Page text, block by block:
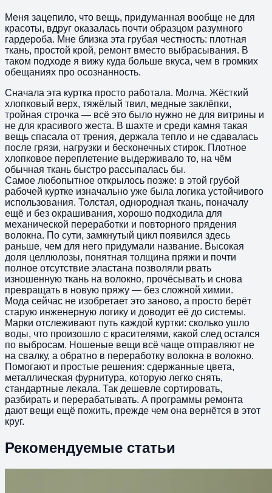
Меня зацепило, что вещь, придуманная вообще не для
красоты, вдруг оказалась почти образцом разумного
гардероба. Мне близка эта грубая честность: плотная
ткань, простой крой, ремонт вместо выбрасывания. В
таком подходе я вижу куда больше вкуса, чем в громких
обещаниях про осознанность.
Сначала эта куртка просто работала. Молча. Жёсткий
хлопковый верх, тяжёлый твил, медные заклёпки,
тройная строчка — всё это было нужно не для витрины и
не для красивого жеста. В шахте и среди камня такая
вещь спасала от трения, держала тепло и не сдавалась
после грязи, нагрузки и бесконечных стирок. Плотное
хлопковое переплетение выдерживало то, на чём
обычная ткань быстро рассыпалась бы.
Самое любопытное открылось позже: в этой грубой
рабочей куртке изначально уже была логика устойчивого
использования. Толстая, однородная ткань, поначалу
ещё и без окрашивания, хорошо подходила для
механической переработки и повторного прядения
волокна. По сути, замкнутый цикл появился здесь
раньше, чем для него придумали название. Высокая
доля целлюлозы, понятная толщина пряжи и почти
полное отсутствие эластана позволяли рвать
изношенную ткань на волокно, прочёсывать и снова
превращать в новую пряжу — без сложной химии.
Мода сейчас не изобретает это заново, а просто берёт
старую инженерную логику и доводит её до системы.
Марки отслеживают путь каждой куртки: сколько ушло
воды, что произошло с красителями, какой след остался
по выбросам. Ношеные вещи всё чаще отправляют не
на свалку, а обратно в переработку волокна в волокно.
Помогают и простые решения: сдержанные цвета,
металлическая фурнитура, которую легко снять,
стандартные лекала. Так дешевле сортировать,
разбирать и перерабатывать. А программы ремонта
дают вещи ещё пожить, прежде чем она вернётся в этот
круг.
Рекомендуемые статьи